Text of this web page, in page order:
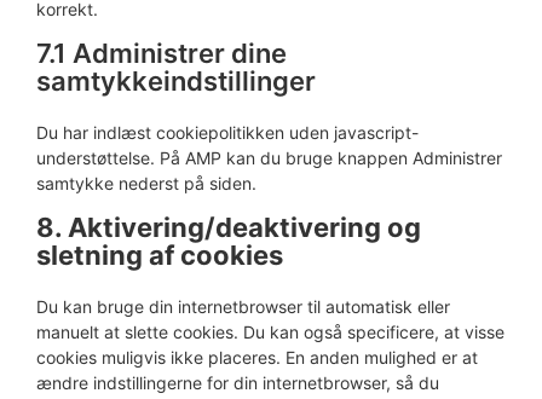
korrekt.
7.1 Administrer dine
samtykkeindstillinger
Du har indlæst cookiepolitikken uden javascript-
understøttelse. På AMP kan du bruge knappen Administrer
samtykke nederst på siden.
8. Aktivering/deaktivering og
sletning af cookies
Du kan bruge din internetbrowser til automatisk eller
manuelt at slette cookies. Du kan også specificere, at visse
cookies muligvis ikke placeres. En anden mulighed er at
ændre indstillingerne for din internetbrowser, så du